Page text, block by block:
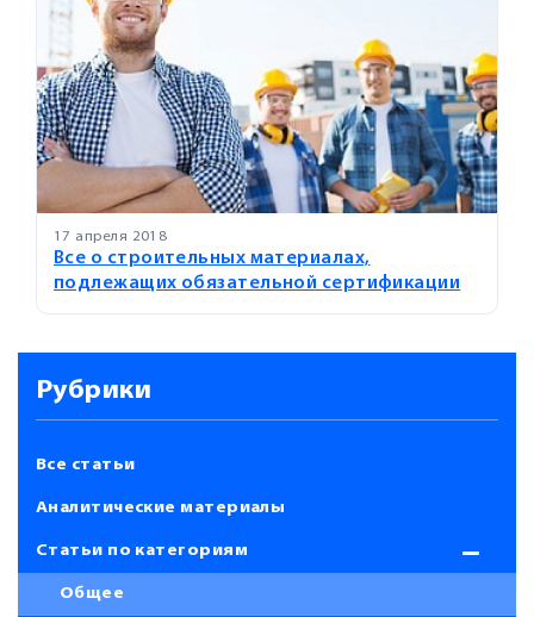
17 апреля 2018
Все о строительных материалах,
подлежащих обязательной сертификации
Рубрики
Все статьи
Аналитические материалы
Статьи по категориям
Общее